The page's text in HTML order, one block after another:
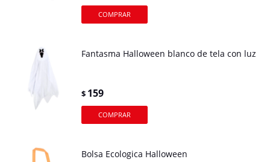
Fantasma Halloween blanco de tela con luz
$ 159
Bolsa Ecologica Halloween